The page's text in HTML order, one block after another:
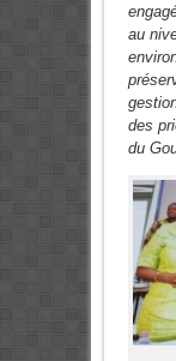
au
des
du